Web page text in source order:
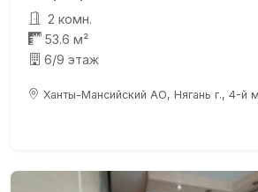
2 комн.
53.6 м²
6/9 этаж
Ханты-Мансийский АО, Нягань г., 4-й